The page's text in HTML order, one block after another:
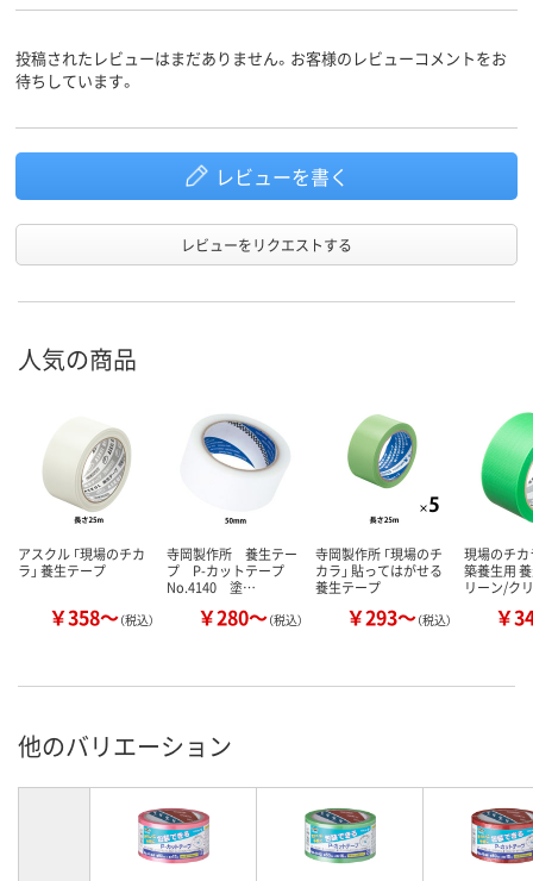
投稿されたレビューはまだありません。お客様のレビューコメントをお
待ちしています。
レビューを書く
レビューをリクエストする
人気の商品
アスクル 「現場のチカ
ラ」 養生テープ
￥358～（税込）
寺岡製作所 養生テー
プ P-カットテープ
No.4140 塗…
￥280～（税込）
寺岡製作所 「現場のチ
カラ」 貼ってはがせる
養生テープ
￥293～（税込）
現場のチカ
築養生用
リーン/ク
￥
他のバリエーション